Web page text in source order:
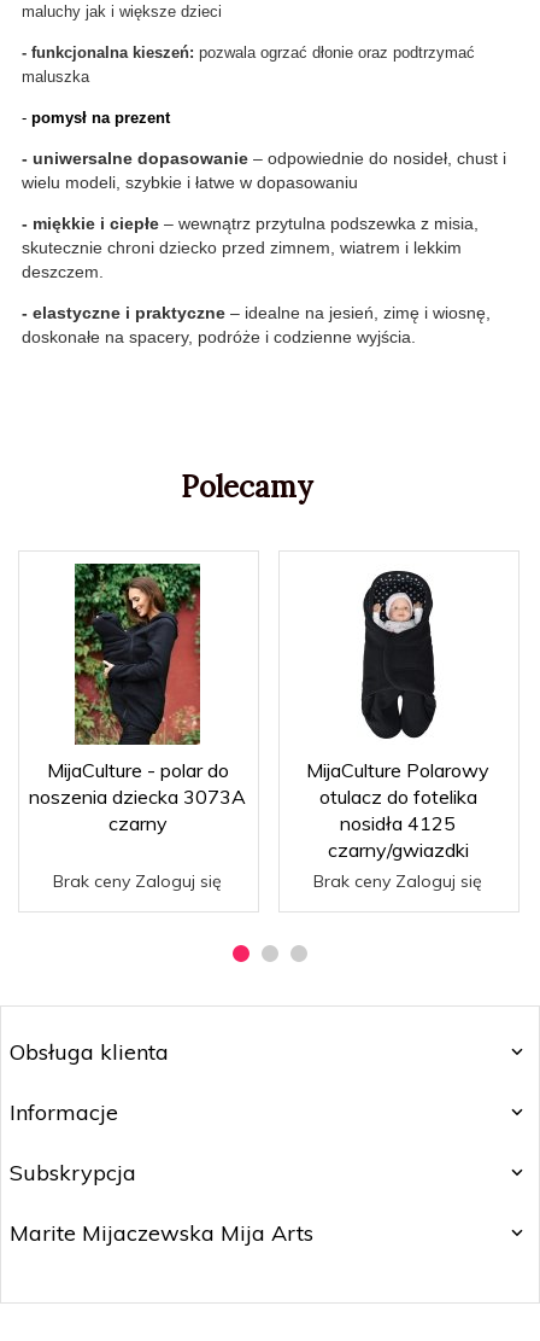
maluchy jak i większe dzieci
- funkcjonalna kieszeń: pozwala ogrzać dłonie oraz podtrzymać
maluszka
- pomysł na prezent
- uniwersalne dopasowanie – odpowiednie do nosideł, chust i
wielu modeli, szybkie i łatwe w dopasowaniu
- miękkie i ciepłe – wewnątrz przytulna podszewka z misia,
skutecznie chroni dziecko przed zimnem, wiatrem i lekkim
deszczem.
- elastyczne i praktyczne – idealne na jesień, zimę i wiosnę,
doskonałe na spacery, podróże i codzienne wyjścia.
Polecamy
MijaCulture - polar do
noszenia dziecka 3073A
czarny
Brak ceny Zaloguj się
MijaCulture Polarowy
otulacz do fotelika
nosidła 4125
czarny/gwiazdki
Brak ceny Zaloguj się
Obsługa klienta
Informacje
Subskrypcja
Marite Mijaczewska Mija Arts